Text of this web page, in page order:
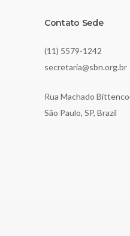
Contato Sede
(11) 5579-1242
secretaria@sbn.org.br
Rua Machado
São Paulo, SP, Brazil